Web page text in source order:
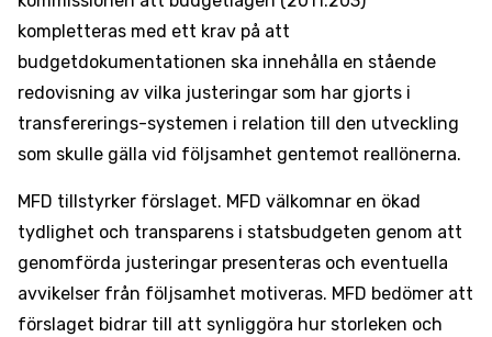
kompletteras med ett krav på att
budgetdokumentationen ska innehålla en stående
redovisning av vilka justeringar som har gjorts i
transfererings-systemen i relation till den utveckling
som skulle gälla vid följsamhet gentemot reallönerna.
MFD tillstyrker förslaget. MFD välkomnar en ökad
tydlighet och transparens i statsbudgeten genom att
genomförda justeringar presenteras och eventuella
avvikelser från följsamhet motiveras. MFD bedömer att
förslaget bidrar till att synliggöra hur storleken och